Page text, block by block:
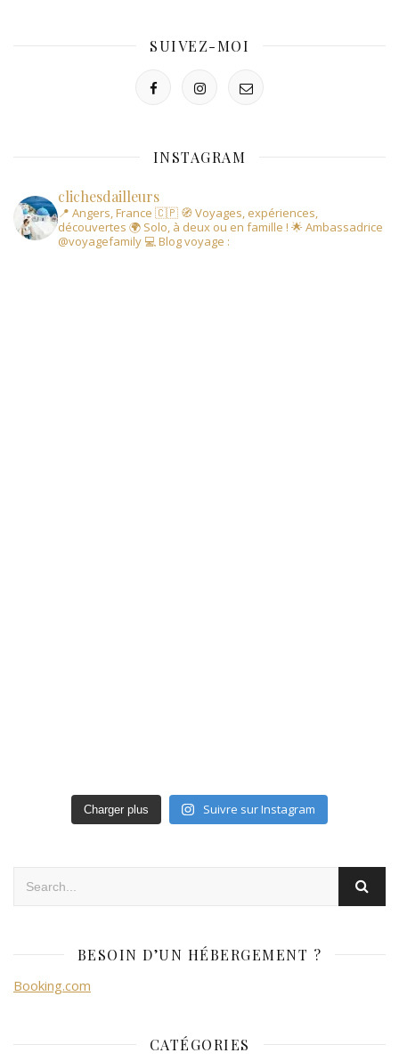
SUIVEZ-MOI
INSTAGRAM
clichesdailleurs
📍 Angers, France 🇨🇵 🧭 Voyages, expériences,
découvertes 🌍 Solo, à deux ou en famille ! 🌟 Ambassadrice
@voyagefamily 💻 Blog voyage :
Charger plus Suivre sur Instagram
BESOIN D’UN HÉBERGEMENT ?
Booking.com
CATÉGORIES